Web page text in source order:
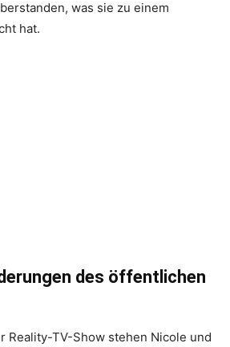
was sie zu einem
hat.
des öffentlichen
Reality-TV-Show stehen Nicole und